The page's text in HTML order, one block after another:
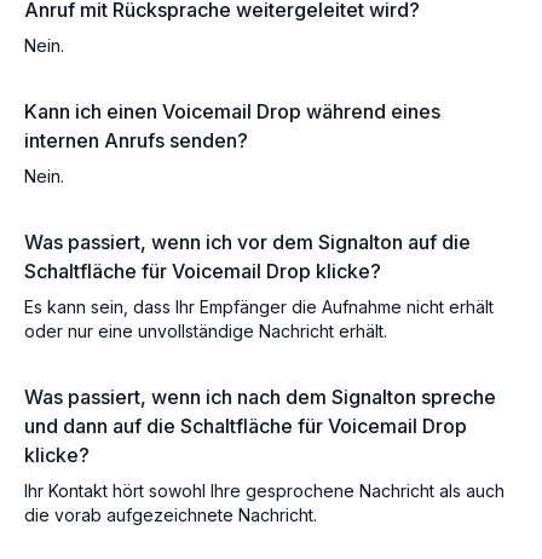
Anruf mit Rücksprache weitergeleitet wird?
Nein.
Kann ich einen Voicemail Drop während eines
internen Anrufs senden?
Nein.
Was passiert, wenn ich vor dem Signalton auf die
Schaltfläche für Voicemail Drop klicke?
Es kann sein, dass Ihr Empfänger die Aufnahme nicht erhält
oder nur eine unvollständige Nachricht erhält.
Was passiert, wenn ich nach dem Signalton spreche
und dann auf die Schaltfläche für Voicemail Drop
klicke?
Ihr Kontakt hört sowohl Ihre gesprochene Nachricht als auch
die vorab aufgezeichnete Nachricht.